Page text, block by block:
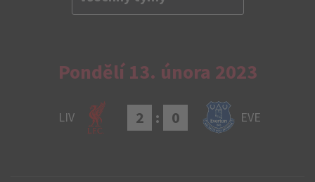
Pondělí 13. února 2023
LIV 2 : 0 EVE